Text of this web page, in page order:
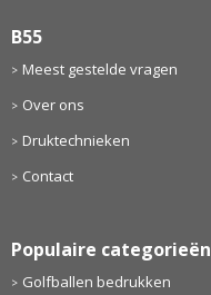
B55
Meest gestelde vragen
Over ons
Druktechnieken
Contact
Populaire categorieën
Golfballen bedrukken